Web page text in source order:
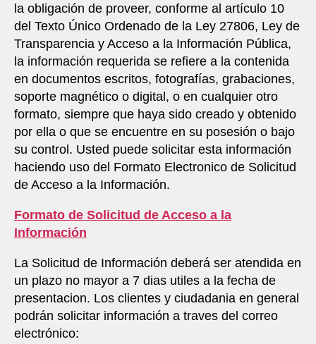
la obligación de proveer, conforme al artículo 10
del Texto Único Ordenado de la Ley 27806, Ley de
Transparencia y Acceso a la Información Pública,
la información requerida se refiere a la contenida
en documentos escritos, fotografías, grabaciones,
soporte magnético o digital, o en cualquier otro
formato, siempre que haya sido creado y obtenido
por ella o que se encuentre en su posesión o bajo
su control. Usted puede solicitar esta información
haciendo uso del Formato Electronico de Solicitud
de Acceso a la Información.
Formato de Solicitud de Acceso a la
Información
La Solicitud de Información deberá ser atendida en
un plazo no mayor a 7 dias utiles a la fecha de
presentacion. Los clientes y ciudadania en general
podrán solicitar información a traves del correo
electrónico: